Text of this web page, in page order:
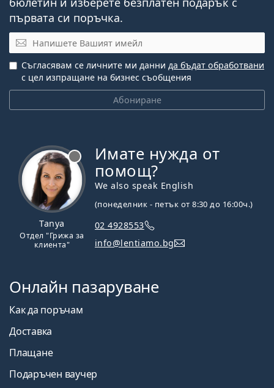
първата си поръчка.
Имейл
Абониране
Съгласявам се личните ми данни да бъдат обработвани
с цел изпращане на бизнес съобщения
Tanya
Отдел "Грижа за
клиента"
Имате нужда от
помощ?
We also speak English
(понеделник - петък от 8:30 до 16:00ч.)
02 4928553
info@lentiamo.bg
Онлайн пазаруване
Как да поръчам
Доставка
Плащане
Подаръчен ваучер